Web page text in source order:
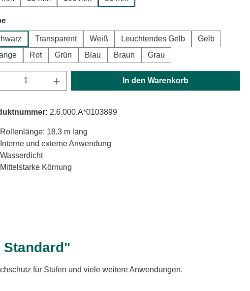
auswählen
Transparent Weiß Leuchtendes Gelb
Gelb
Rot Grün Blau Braun Grau
Anzahl: Gib den gewünschten Wert ein
In den Warenkorb
2.6.000.A*0103899
Rollenlänge: 18,3 m lang
Interne und externe Anwendung
Wasserdicht
Mittelstarke Körnung
für Stufen und viele weitere Anwendungen.